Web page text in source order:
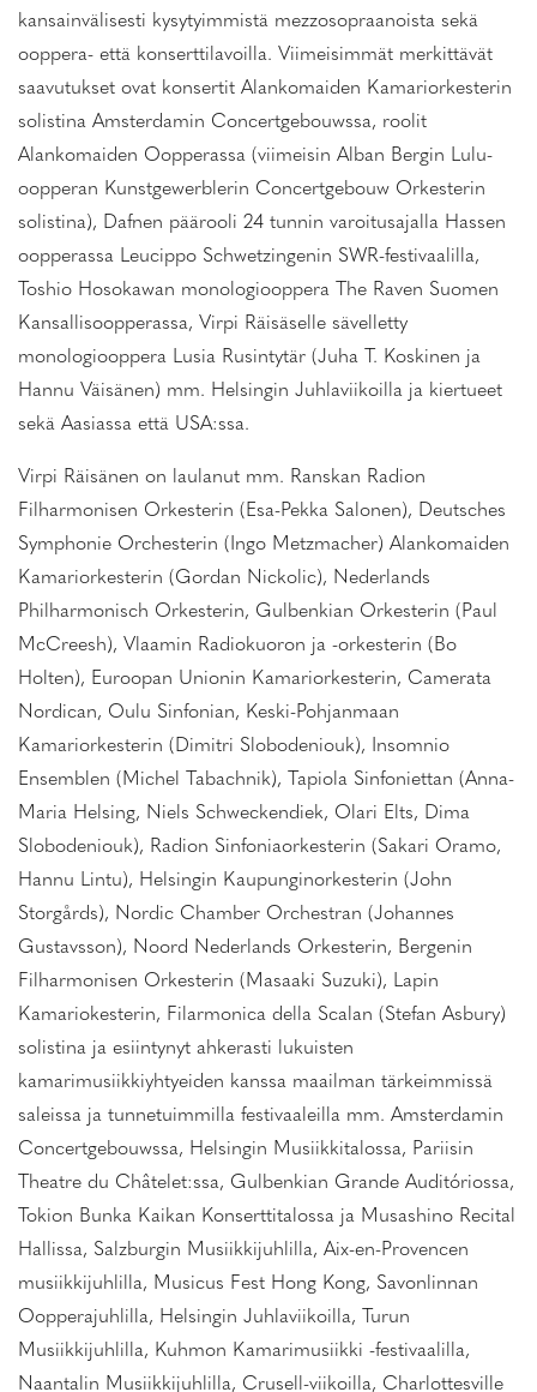
kansainvälisesti kysytyimmistä mezzosopraanoista sekä
ooppera- että konserttilavoilla. Viimeisimmät merkittävät
saavutukset ovat konsertit Alankomaiden Kamariorkesterin
solistina Amsterdamin Concertgebouwssa, roolit
Alankomaiden Oopperassa (viimeisin Alban Bergin Lulu-
oopperan Kunstgewerblerin Concertgebouw Orkesterin
solistina), Dafnen päärooli 24 tunnin varoitusajalla Hassen
oopperassa Leucippo Schwetzingenin SWR-festivaalilla,
Toshio Hosokawan monologiooppera The Raven Suomen
Kansallisoopperassa, Virpi Räisäselle sävelletty
monologiooppera Lusia Rusintytär (Juha T. Koskinen ja
Hannu Väisänen) mm. Helsingin Juhlaviikoilla ja kiertueet
sekä Aasiassa että USA:ssa.
Virpi Räisänen on laulanut mm. Ranskan Radion
Filharmonisen Orkesterin (Esa-Pekka Salonen), Deutsches
Symphonie Orchesterin (Ingo Metzmacher) Alankomaiden
Kamariorkesterin (Gordan Nickolic), Nederlands
Philharmonisch Orkesterin, Gulbenkian Orkesterin (Paul
McCreesh), Vlaamin Radiokuoron ja -orkesterin (Bo
Holten), Euroopan Unionin Kamariorkesterin, Camerata
Nordican, Oulu Sinfonian, Keski-Pohjanmaan
Kamariorkesterin (Dimitri Slobodeniouk), Insomnio
Ensemblen (Michel Tabachnik), Tapiola Sinfoniettan (Anna-
Maria Helsing, Niels Schweckendiek, Olari Elts, Dima
Slobodeniouk), Radion Sinfoniaorkesterin (Sakari Oramo,
Hannu Lintu), Helsingin Kaupunginorkesterin (John
Storgårds), Nordic Chamber Orchestran (Johannes
Gustavsson), Noord Nederlands Orkesterin, Bergenin
Filharmonisen Orkesterin (Masaaki Suzuki), Lapin
Kamariokesterin, Filarmonica della Scalan (Stefan Asbury)
solistina ja esiintynyt ahkerasti lukuisten
kamarimusiikkiyhtyeiden kanssa maailman tärkeimmissä
saleissa ja tunnetuimmilla festivaaleilla mm. Amsterdamin
Concertgebouwssa, Helsingin Musiikkitalossa, Pariisin
Theatre du Châtelet:ssa, Gulbenkian Grande Auditóriossa,
Tokion Bunka Kaikan Konserttitalossa ja Musashino Recital
Hallissa, Salzburgin Musiikkijuhlilla, Aix-en-Provencen
musiikkijuhlilla, Musicus Fest Hong Kong, Savonlinnan
Oopperajuhlilla, Helsingin Juhlaviikoilla, Turun
Musiikkijuhlilla, Kuhmon Kamarimusiikki -festivaalilla,
Naantalin Musiikkijuhlilla, Crusell-viikoilla, Charlottesville